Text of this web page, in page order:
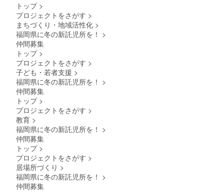
トップ >
プロジェクトをさがす >
まちづくり・地域活性化 >
福岡県に冬の新託児所を！ >
仲間募集
トップ >
プロジェクトをさがす >
子ども・若者支援 >
福岡県に冬の新託児所を！ >
仲間募集
トップ >
プロジェクトをさがす >
教育 >
福岡県に冬の新託児所を！ >
仲間募集
トップ >
プロジェクトをさがす >
居場所づくり >
福岡県に冬の新託児所を！ >
仲間募集